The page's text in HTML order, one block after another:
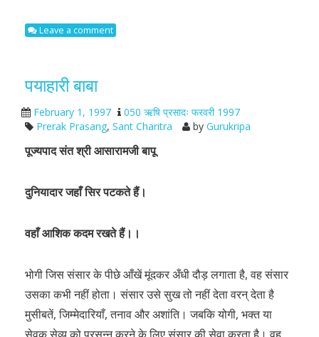
Leave a comment
पयाहारी बाबा
February 1, 1997
050 ऋषि प्रसादः फरवरी 1997
Prerak Prasang, Sant Charitra by Gurukripa
पूज्यपाद संत श्री आसारामजी बापू
दुनियादार जहाँ सिर पटकते हैं।
वहाँ आशिक कदम रखते हैं।।
भोगी जिस संसार के पीछे आँखें मूंदकर अँधी दौड़ लगाता है, वह संसार
उसका कभी नहीं होता। संसार उसे सुख तो नहीं देता वरन् देता है
मुसीबतें, जिम्मेदारियाँ, तनाव और अशांति। जबकि योगी, भक्त या